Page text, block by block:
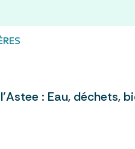
: Eau, déchets,